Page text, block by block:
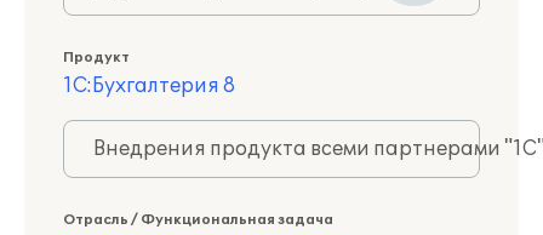
Продукт
1С:Бухгалтерия 8
Внедрения продукта всеми партнерами
Отрасль / Функциональная задача